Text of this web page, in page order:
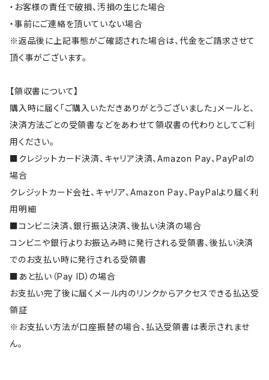
・お客様の責任で破損、汚損の生じた場合
・事前にご連絡を頂いていない場合
※返品後に上記事態がご確認された場合は、代金をご請求させて
頂く事がございます。
【領収書について】
購入時に届く「ご購入いただきありがとうございました」メールと、
決済方法ごとの受領書などをあわせて領収書の代わりとしてご利
用ください。
■クレジットカード決済、キャリア決済、Amazon Pay、PayPalの
場合
クレジットカード会社、キャリア、Amazon Pay、PayPalより届く利
用明細
■コンビニ決済、銀行振込決済、後払い決済の場合
コンビニや銀行よりお振込み時に発行される受領書、後払い決済
でのお支払い時に発行される受領書
■あと払い（Pay ID）の場合
お支払い完了後に届くメール内のリンクからアクセスできる払込受
領証
※お支払い方法が口座振替の場合、払込受領書は表示されませ
ん。